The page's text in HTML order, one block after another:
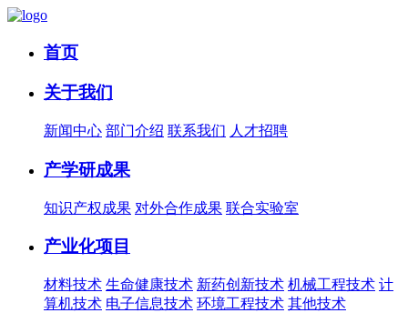
首页
关于我们
新闻中心 部门介绍 联系我们 人才招聘
产学研成果
知识产权成果 对外合作成果 联合实验室
产业化项目
材料技术 生命健康技术 新药创新技术 机械工程技术 计
算机技术 电子信息技术 环境工程技术 其他技术